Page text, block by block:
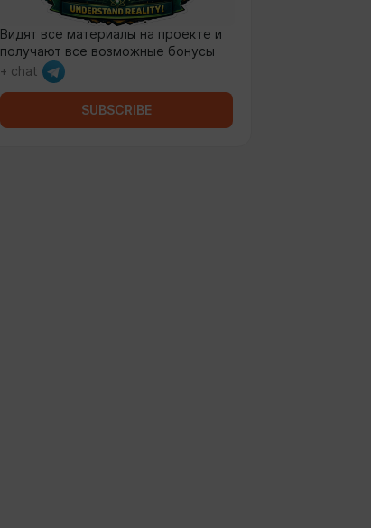
Видят все материалы на проекте и
получают все возможные бонусы
+ chat
SUBSCRIBE